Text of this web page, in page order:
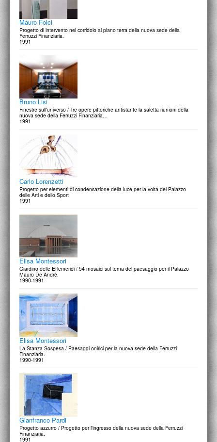
Mauro Folci
Progetto di intervento nel corridoio al piano terra della nuova sede della
Ferruzzi Finanziaria.
1991
Bruno Lisi
Finestre sull'universo / Tre opere pittoriche antistante la saletta riunioni della
nuova sede della Ferruzzi Finanziaria…
1991
Carlo Lorenzetti
Progetto per elementi di condensazione della luce per la volta del Palazzo
delle Arti e dello Sport
1991
Elisa Montessori
Giardino delle Effemeridi / 54 mosaici sul tema del paesaggio per il Palazzo
Mauro De Andrè.
1990-1991
Elisa Montessori
La Stanza Sospesa / Paesaggi onirici per la nuova sede della Ferruzzi
Finanziaria.
1990-1991
Gianfranco Pardi
Progetto azzurro / Progetto per l'ingresso della nuova sede della Ferruzzi
Finanziaria.
1991